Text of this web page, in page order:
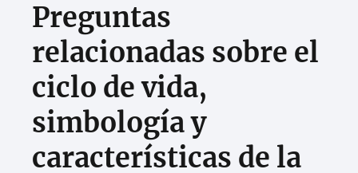
Preguntas
relacionadas sobre el
ciclo de vida,
simbología y
características de la